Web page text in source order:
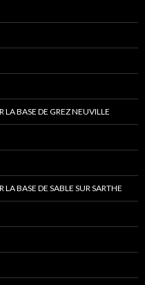
LA BASE DE GREZ NEUVILLE
BASE DE SABLE SUR SARTHE